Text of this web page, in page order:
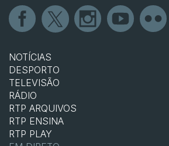
NOTÍCIAS
DESPORTO
TELEVISÃO
RÁDIO
RTP ARQUIVOS
RTP ENSINA
RTP PLAY